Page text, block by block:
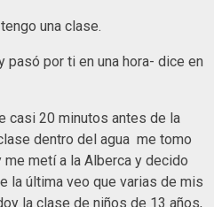
una clase.
pasó por ti en una hora- dice en
casi 20 minutos antes de la
dentro del agua me tomo
metí a la Alberca y decido
la última veo que varias de mis
la clase de niños de 13 años,